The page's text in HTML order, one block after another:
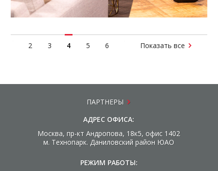
2 3 4 5 6 Показать все
ПАРТНЕРЫ
АДРЕС ОФИСА:
Москва, пр-кт Андропова, 18к5, офис 1402
м. Технопарк. Даниловский район ЮАО
РЕЖИМ РАБОТЫ: